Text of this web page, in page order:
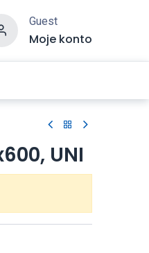
Guest
Moje konto
UNI